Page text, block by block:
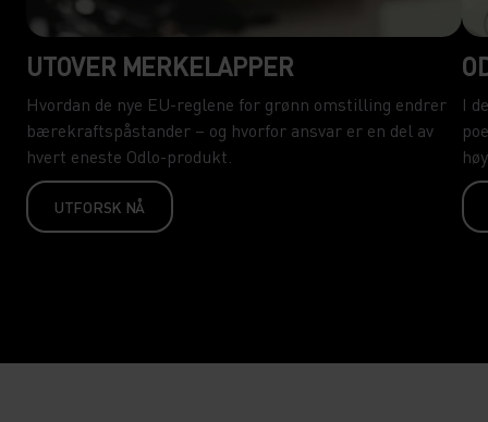
UTOVER MERKELAPPER
Hvordan de nye EU-reglene for grønn omstilling endrer
bærekraftspåstander – og hvorfor ansvar er en del av
hvert eneste Odlo-produkt.
UTFORSK NÅ
I